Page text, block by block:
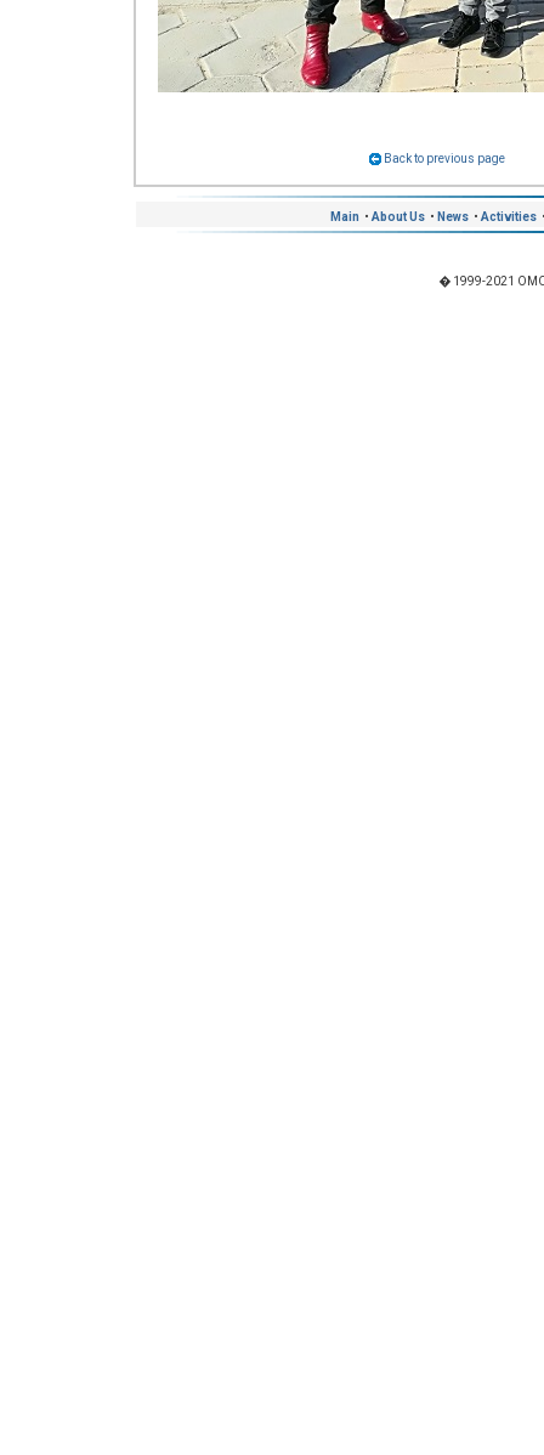
Back to previous page
Main • About Us • News • Activities
� 1999-2021